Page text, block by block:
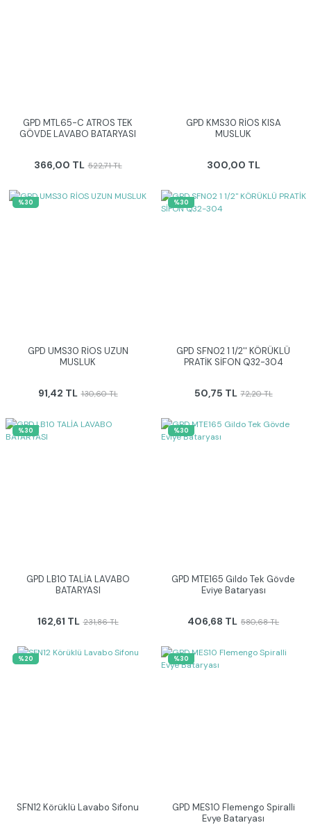
GPD MTL65-C ATROS TEK
GÖVDE LAVABO BATARYASI
366,00 TL 522,71 TL
GPD KMS30 RİOS KISA
MUSLUK
300,00 TL
%30
GPD UMS30 RİOS UZUN
MUSLUK
91,42 TL 130,60 TL
%30
GPD SFN02 1 1/2'' KÖRÜKLÜ
PRATİK SİFON Q32-304
50,75 TL 72,20 TL
%30
GPD LB10 TALİA LAVABO
BATARYASI
162,61 TL 231,86 TL
%30
GPD MTE165 Gildo Tek Gövde
Eviye Bataryası
406,68 TL 580,68 TL
%20
SFN12 Körüklü Lavabo Sifonu
%30
GPD MES10 Flemengo Spiralli
Evye Bataryası